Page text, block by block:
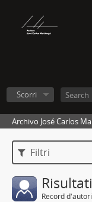
Scorri
Archivo José Carlos
Filtri
Record